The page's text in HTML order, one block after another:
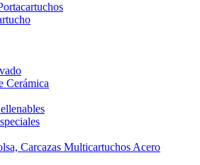
Cerámica
Carcazas Multicartuchos Acero